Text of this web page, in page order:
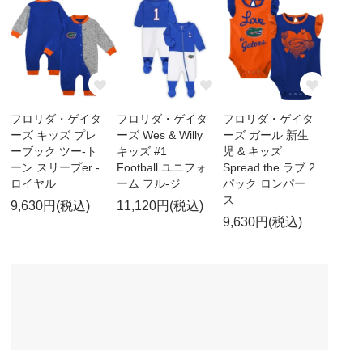
フロリダ・ゲイタ
ーズ キッズ プレ
ーブック ツー-ト
ーン スリープer -
ロイヤル
9,630円(税込)
フロリダ・ゲイタ
ーズ Wes & Willy
キッズ #1
Football ユニフォ
ーム フル-ジ
11,120円(税込)
フロリダ・ゲイタ
ーズ ガール 新生
児 & キッズ
Spread the ラブ 2
パック ロンパー
ス
9,630円(税込)